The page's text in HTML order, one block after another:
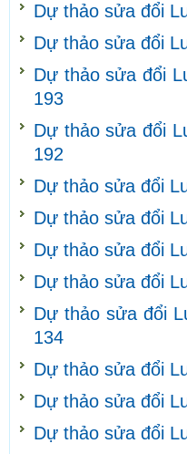
Dự thảo sửa đổi
Dự thảo sửa đổi
Dự thảo sửa đổi
193
Dự thảo sửa đổi
192
Dự thảo sửa đổi
Dự thảo sửa đổi
Dự thảo sửa đổi
Dự thảo sửa đổi
Dự thảo sửa đổi
134
Dự thảo sửa đổi
Dự thảo sửa đổi
Dự thảo sửa đổi